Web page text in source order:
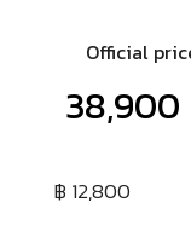
Official
38,900
฿ 12,800